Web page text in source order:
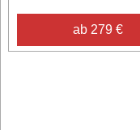
ab 279 €